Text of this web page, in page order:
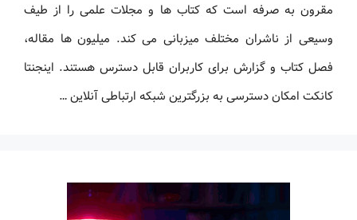
مقرون به صرفه است که کتاب ها و مجلات علمی را از طیف
وسیعی از ناشران مختلف میزبانی می کند. میلیون ها مقاله،
فصل کتاب و گزارش برای کاربران قابل دسترس هستند. اینجنتا
کانکت امکان دسترسی به بزرگترین شبکه ارتباطی آنلاین …